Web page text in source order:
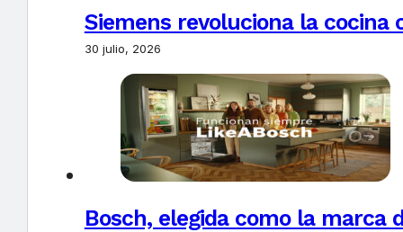
Siemens revoluciona la
30 julio, 2026
Bosch, elegida como la marca